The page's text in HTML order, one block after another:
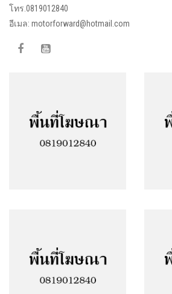
โทร.0819012840
อีเมล: motorforward@hotmail.com